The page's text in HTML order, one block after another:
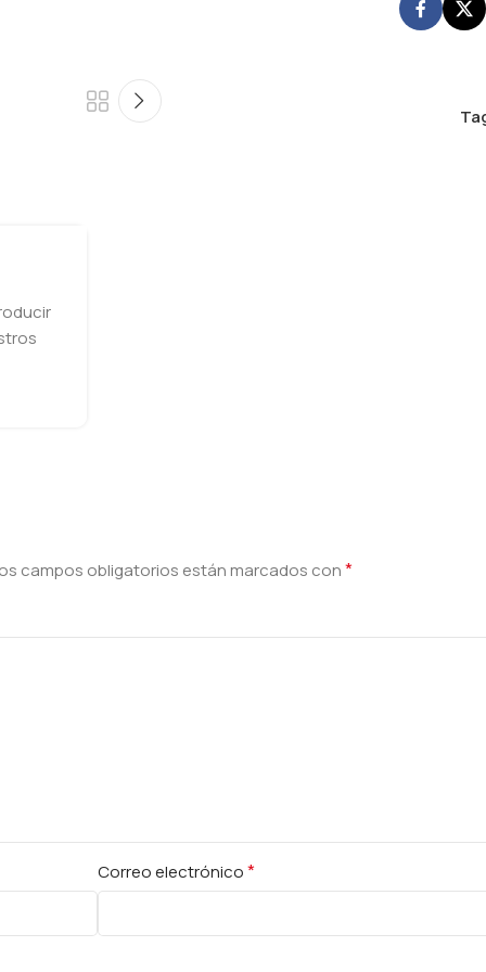
campos obligatorios están marcados con*
Correo electrónico*